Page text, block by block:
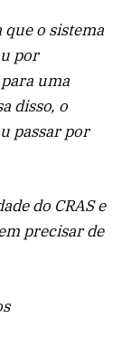
o sistema
por
uma
disso, o
passar por
do CRAS e
precisar de